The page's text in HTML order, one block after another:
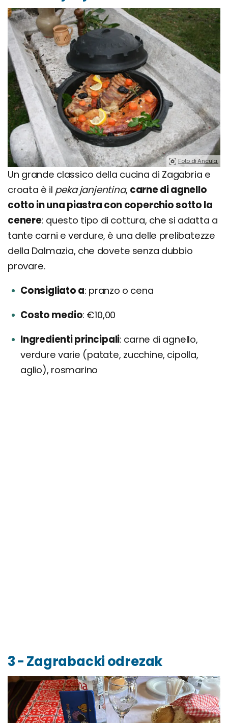
Foto di Ancula.
Un grande classico della cucina di Zagabria e
croata è il peka janjentina, carne di agnello
cotto in una piastra con coperchio sotto la
cenere: questo tipo di cottura, che si adatta a
tante carni e verdure, è una delle prelibatezze
della Dalmazia, che dovete senza dubbio
provare.
Consigliato a pranzo o cena
Costo medio €10,00
Ingredienti principali carne di agnello,
verdure varie (patate, zucchine, cipolla,
aglio), rosmarino
3 - Zagrabacki odrezak